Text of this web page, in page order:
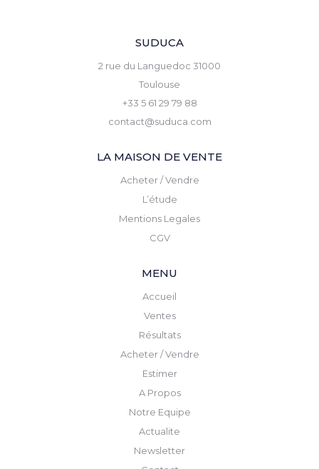
SUDUCA
2 rue du Languedoc 31000
Toulouse
+33 5 61 29 79 88
contact@suduca.com
LA MAISON DE VENTE
Acheter / Vendre
L’étude
Mentions Legales
CGV
MENU
Accueil
Ventes
Résultats
Acheter / Vendre
Estimer
A Propos
Notre Equipe
Actualite
Newsletter